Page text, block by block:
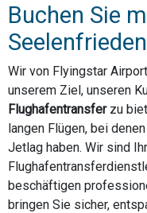
Buchen Sie
Seelenfrieden
Wir von Flyingstar
unserem Ziel, unseren
Flughafentransferzu
langen Flügen, bei
Jetlag haben. Wir sind
beschäftigen
bringen Sie sicher,